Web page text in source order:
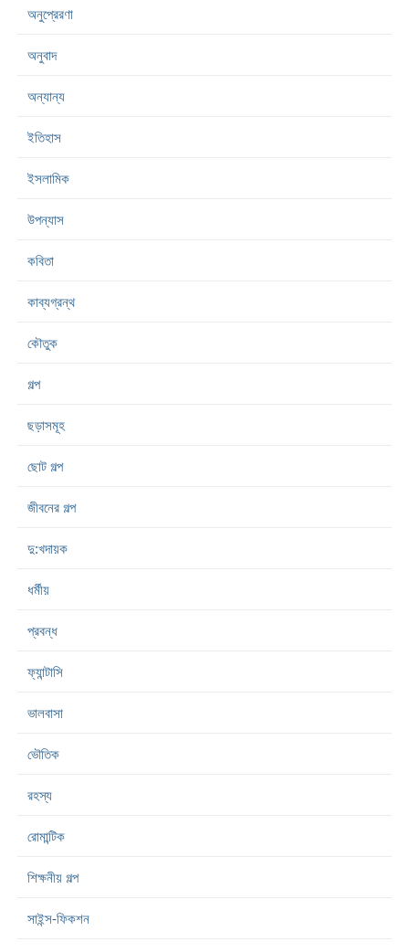
অনুপ্রেরণা
অনুবাদ
অন্যান্য
ইতিহাস
ইসলামিক
উপন্যাস
কবিতা
কাব্যগ্রন্থ
কৌতুক
গল্প
ছড়াসমূহ
ছোট গল্প
জীবনের গল্প
দু:খদায়ক
ধর্মীয়
প্রবন্ধ
ফ্যান্টাসি
ভালবাসা
ভৌতিক
রহস্য
রোমান্টিক
শিক্ষনীয় গল্প
সাইন্স-ফিকশন